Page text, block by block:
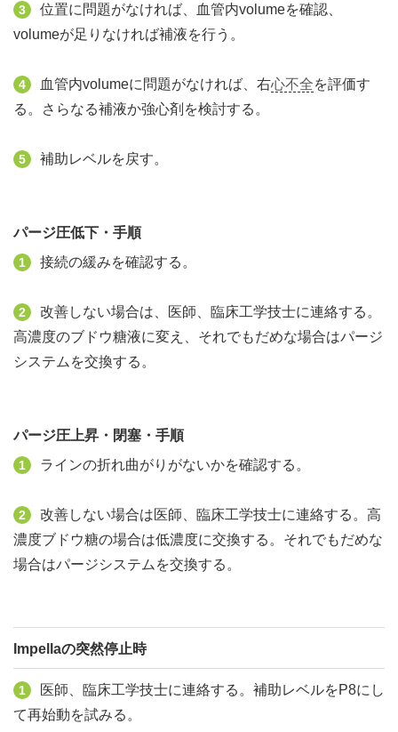
3
位置に問題がなければ、血管内volumeを確認、
volumeが足りなければ補液を行う。
4 血管内volumeに問題がなければ、右心不全を評価す
る。さらなる補液か強心剤を検討する。
5 補助レベルを戻す。
パージ圧低下・手順
1 接続の緩みを確認する。
2
改善しない場合は、医師、臨床工学技士に連絡する。
高濃度のブドウ糖液に変え、それでもだめな場合はパージ
システムを交換する。
パージ圧上昇・閉塞・手順
1 ラインの折れ曲がりがないかを確認する。
2
改善しない場合は医師、臨床工学技士に連絡する。高
濃度ブドウ糖の場合は低濃度に交換する。それでもだめな
場合はパージシステムを交換する。
Impellaの突然停止時
1
医師、臨床工学技士に連絡する。補助レベルをP8にし
て再始動を試みる。